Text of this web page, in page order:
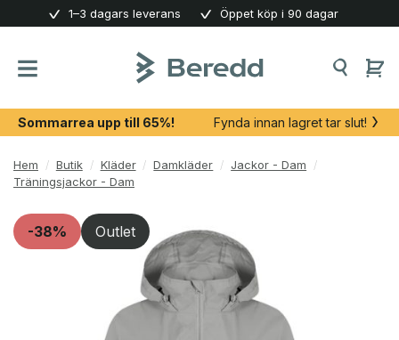
content
1–3 dagars leverans Öppet köp i 90 dagar
Sommarrea upp till 65%! Fynda innan lagret tar slut!
Hem / Butik / Kläder / Damkläder / Jackor - Dam
/
Träningsjackor - Dam
-38% Outlet